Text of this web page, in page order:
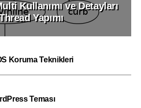
Kullanımı ve Detayları
Yapımı
Koruma Teknikleri
Teması